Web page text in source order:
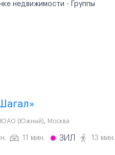
недвижимости - Группы
ЮАО (Южный), Москва
11 мин. ЗИЛ 13 мин.